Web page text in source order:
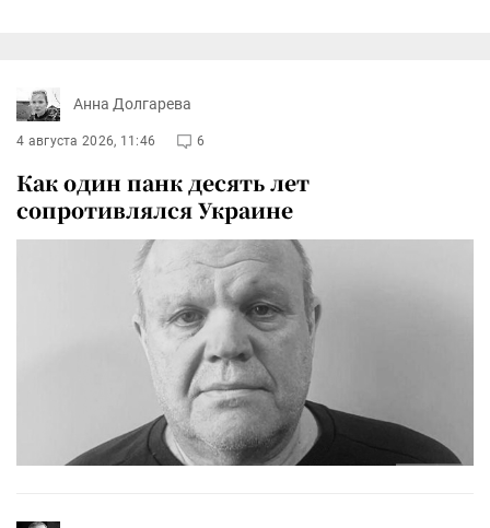
Анна Долгарева
4 августа 2026, 11:46 6
Как один панк десять лет
сопротивлялся Украине